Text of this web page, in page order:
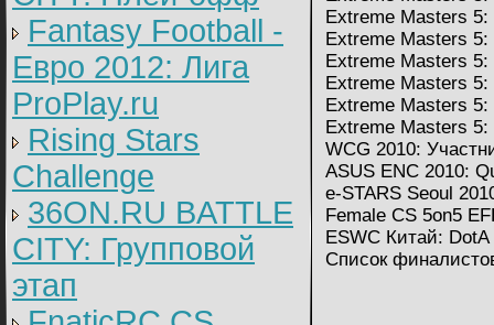
Fantasy Football -
Евро 2012: Лига
ProPlay.ru
Rising Stars
Challenge
36ON.RU BATTLE
CITY: Групповой
этап
Extreme Masters
Extreme Masters
Extreme Masters 5:
Extreme Masters
Extreme Masters
Extreme Masters
WCG 2010:
ASUS ENC 2010:
e-STARS Seoul
Female CS 5on5
ESWC Китай: DotA
Список